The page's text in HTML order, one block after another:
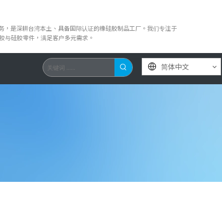
是深耕台湾本土、具备国际认证的橡硅胶制品工厂。我们专注于
与硅胶零件，满足客户多元需求。
简体中文